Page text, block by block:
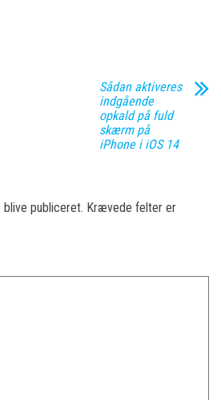
Sådan aktiveres
indgående
opkald på fuld
skærm på
iPhone i iOS 14
blive publiceret. Krævede felter er